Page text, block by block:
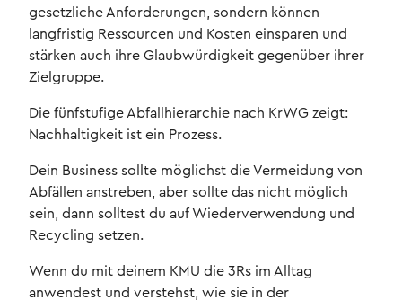
gesetzliche Anforderungen, sondern können
langfristig Ressourcen und Kosten einsparen und
stärken auch ihre Glaubwürdigkeit gegenüber ihrer
Zielgruppe.
Die fünfstufige Abfallhierarchie nach KrWG zeigt:
Nachhaltigkeit ist ein Prozess.
Dein Business sollte möglichst die Vermeidung von
Abfällen anstreben, aber sollte das nicht möglich
sein, dann solltest du auf Wiederverwendung und
Recycling setzen.
Wenn du mit deinem KMU die 3Rs im Alltag
anwendest und verstehst, wie sie in der